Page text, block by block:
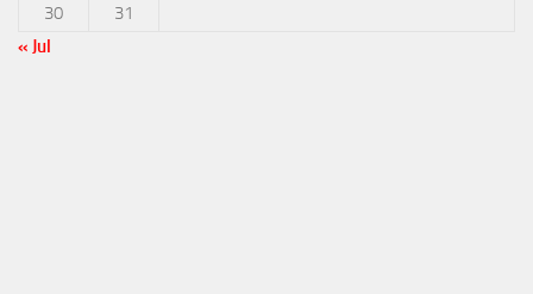
30
31
« Jul